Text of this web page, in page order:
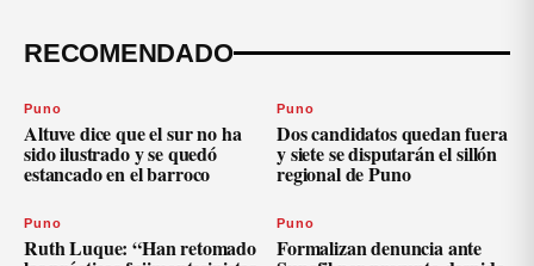
RECOMENDADO
Puno
Altuve dice que el sur no ha
sido ilustrado y se quedó
estancado en el barroco
Puno
Dos candidatos quedan fuera
y siete se disputarán el sillón
regional de Puno
Puno
Ruth Luque: “Han retomado
Puno
Formalizan denuncia ante